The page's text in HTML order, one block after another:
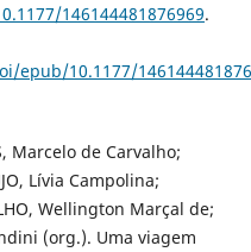
146144481876969.
epub/10.1177/
Marcelo de Carvalho;
Lívia Campolina;
Wellington Marçal de;
(org.). Uma viagem